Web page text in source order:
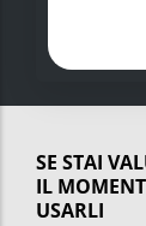
SE STAI
IL
USARLI